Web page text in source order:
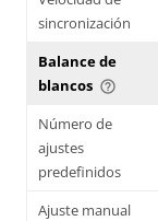
sincronización
Balance de
blancos help_outline
Número de
ajustes
predefinidos
Ajuste manual